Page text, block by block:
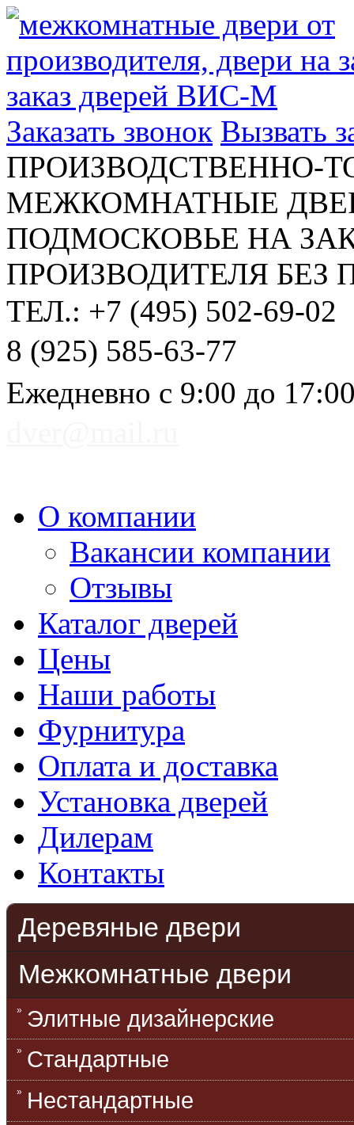
Заказать звонок Вызвать
ПРОИЗВОДСТВЕННО-
МЕЖКОМНАТНЫЕ
ПОДМОСКОВЬЕ НА
ПРОИЗВОДИТЕЛЯ БЕЗ
ТЕЛ.: +7 (495) 502-69-02
8 (925) 585-63-77
Ежедневно с 9:00 до
О компании
Вакансии компании
Отзывы
Каталог дверей
Цены
Наши работы
Фурнитура
Оплата и доставка
Установка дверей
Дилерам
Контакты
Деревяные двери
Межкомнатные двери
Элитные дизайнерские
Стандартные
Нестандартные